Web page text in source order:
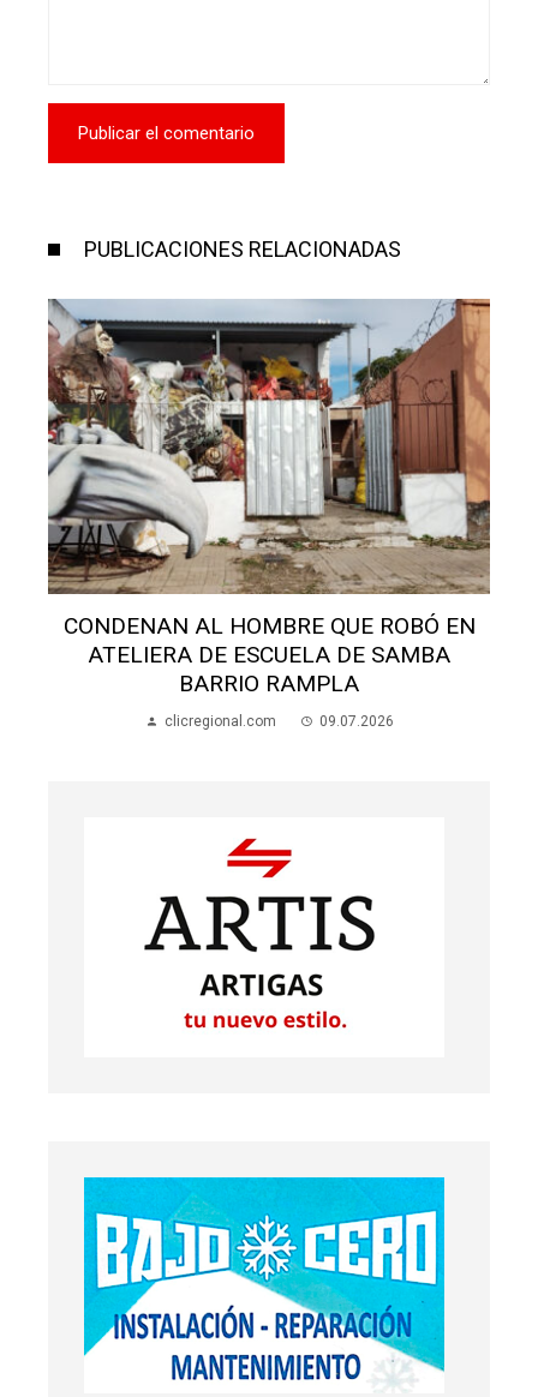
PUBLICACIONES RELACIONADAS
INVESTIGAN FALTANTE DE 20 CORDEROS
EN ARTIGAS
clicregional.com 09.07.2026